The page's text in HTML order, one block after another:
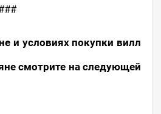
и условиях покупки вилл
смотрите на следующей